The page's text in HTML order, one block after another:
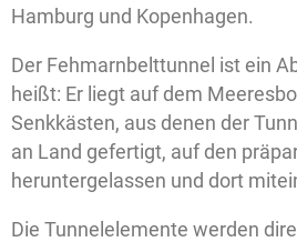
Hamburg und Kopenhagen.
Der Fehmarnbelttunnel ist ein
heißt: Er liegt auf dem
Senkkästen, aus denen der
an Land gefertigt, auf den
heruntergelassen und dort
Die Tunnelelemente werden